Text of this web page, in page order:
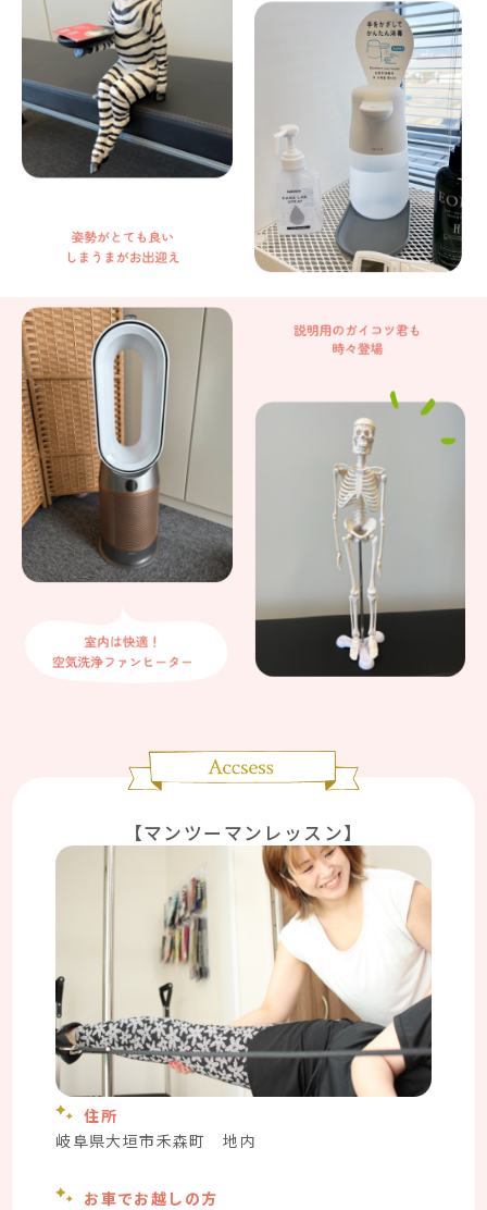
【マンツーマンレッスン】
住所
岐阜県大垣市禾森町 地内
お車でお越しの方